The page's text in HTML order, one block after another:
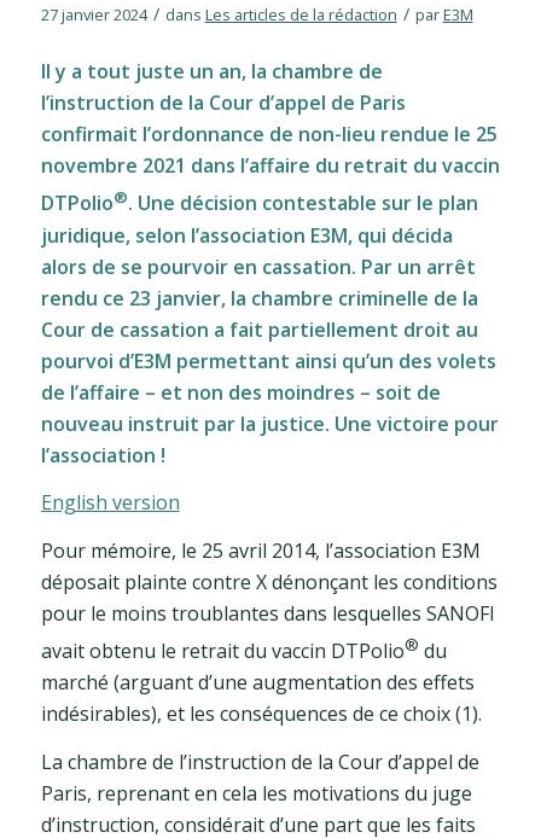
27 janvier 2024 / dans Les articles de la rédaction / parE3M
Il y a tout juste un an, la chambre de
l’instruction de la Cour d’appel de Paris
confirmait l’ordonnance de non-lieu rendue le 25
novembre 2021 dans l’affaire du retrait du vaccin
DTPolio®. Une décision contestable sur le plan
juridique, selon l’association E3M, qui décida
alors de se pourvoir en cassation. Par un arrêt
rendu ce 23 janvier, la chambre criminelle de la
Cour de cassation a fait partiellement droit au
pourvoi d’E3M permettant ainsi qu’un des volets
de l’affaire – et non des moindres – soit de
nouveau instruit par la justice. Une victoire pour
l’association !
English version
Pour mémoire, le 25 avril 2014, l’association E3M
déposait plainte contre X dénonçant les conditions
pour le moins troublantes dans lesquelles SANOFI
avait obtenu le retrait du vaccin DTPolio® du
marché (arguant d’une augmentation des effets
indésirables), et les conséquences de ce choix (1).
La chambre de l’instruction de la Cour d’appel de
Paris, reprenant en cela les motivations du juge
d’instruction, considérait d’une part que les faits